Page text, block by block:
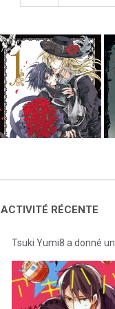
RÉCENTE
Tsuki Yumi8 a donné un